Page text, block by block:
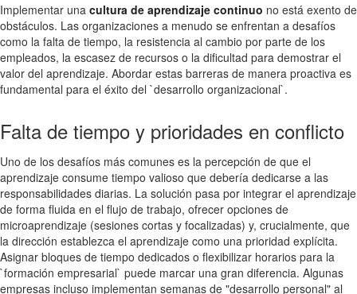
Implementar una cultura de aprendizaje continuo no está exento de
obstáculos. Las organizaciones a menudo se enfrentan a desafíos
como la falta de tiempo, la resistencia al cambio por parte de los
empleados, la escasez de recursos o la dificultad para demostrar el
valor del aprendizaje. Abordar estas barreras de manera proactiva es
fundamental para el éxito del `desarrollo organizacional`.
Falta de tiempo y prioridades en conflicto
Uno de los desafíos más comunes es la percepción de que el
aprendizaje consume tiempo valioso que debería dedicarse a las
responsabilidades diarias. La solución pasa por integrar el aprendizaje
de forma fluida en el flujo de trabajo, ofrecer opciones de
microaprendizaje (sesiones cortas y focalizadas) y, crucialmente, que
la dirección establezca el aprendizaje como una prioridad explícita.
Asignar bloques de tiempo dedicados o flexibilizar horarios para la
`formación empresarial` puede marcar una gran diferencia. Algunas
empresas incluso implementan semanas de "desarrollo personal" al